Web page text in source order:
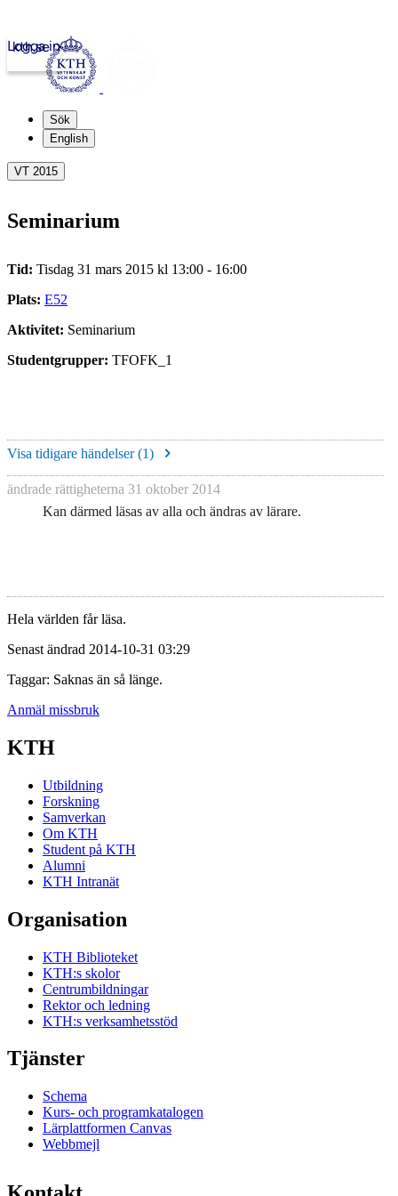
kth.se
Logga in
Sök
English
VT 2015
Seminarium
Tid: Tisdag 31 mars 2015 kl 13:00 - 16:00
Plats: E52
Aktivitet: Seminarium
Studentgrupper: TFOFK_1
Visa tidigare händelser (1)
ändrade rättigheterna 31 oktober 2014
Kan därmed läsas av alla och ändras av lärare.
Hela världen får läsa.
Senast ändrad 2014-10-31 03:29
Taggar: Saknas än så länge.
Anmäl missbruk
KTH
Utbildning
Forskning
Samverkan
Om KTH
Student på KTH
Alumni
KTH Intranät
Organisation
KTH Biblioteket
KTH:s skolor
Centrumbildningar
Rektor och ledning
KTH:s verksamhetsstöd
Tjänster
Schema
Kurs- och programkatalogen
Lärplattformen Canvas
Webbmejl